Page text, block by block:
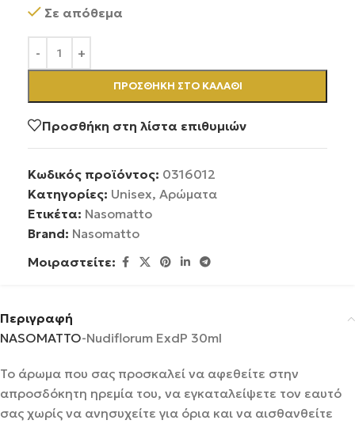
Σε απόθεμα
ΠΡΟΣΘΉΚΗ ΣΤΟ ΚΑΛΆΘΙ
Προσθήκη στη λίστα επιθυμιών
Κωδικός προϊόντος: 0316012
Κατηγορίες: Unisex, Αρώματα
Ετικέτα: Nasomatto
Brand: Nasomatto
Μοιραστείτε:
Περιγραφή
NASOMATTO-Nudiflorum ExdP 30ml
Το άρωμα που σας προσκαλεί να αφεθείτε στην
απροσδόκητη ηρεμία του, να εγκαταλείψετε τον εαυτό
σας χωρίς να ανησυχείτε για όρια και να αισθανθείτε